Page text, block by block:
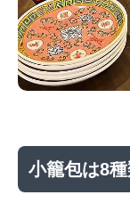
小籠包は8